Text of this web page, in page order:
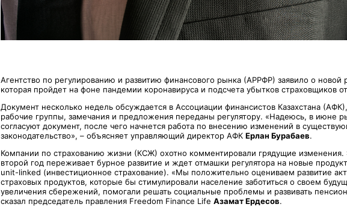
Агентство по регулированию и развитию финансового рынка (АРРФР) заявило о
которая пройдет на фоне пандемии коронавируса и подсчета убытков страховщиков
Документ несколько недель обсуждается в Ассоциации финансистов Казахстана
рабочие группы, замечания и предложения переданы регулятору. «Надеюсь, в июне
согласуют документ, после чего начнется работа по внесению изменений в
законодательство», – объясняет управляющий директор АФК Ерлан Бурабаев.
Компании по страхованию жизни (КСЖ) охотно комментировали грядущие изменения.
второй год переживает бурное развитие и ждет отмашки регулятора на новые
unit-linked (инвестиционное страхование). «Мы положительно оцениваем развитие
страховых продуктов, которые бы стимулировали население заботиться о своем
увеличения сбережений, помогали решать социальные проблемы и развивать
сказал председатель правления Freedom Finance Life Азамат Ердесов.